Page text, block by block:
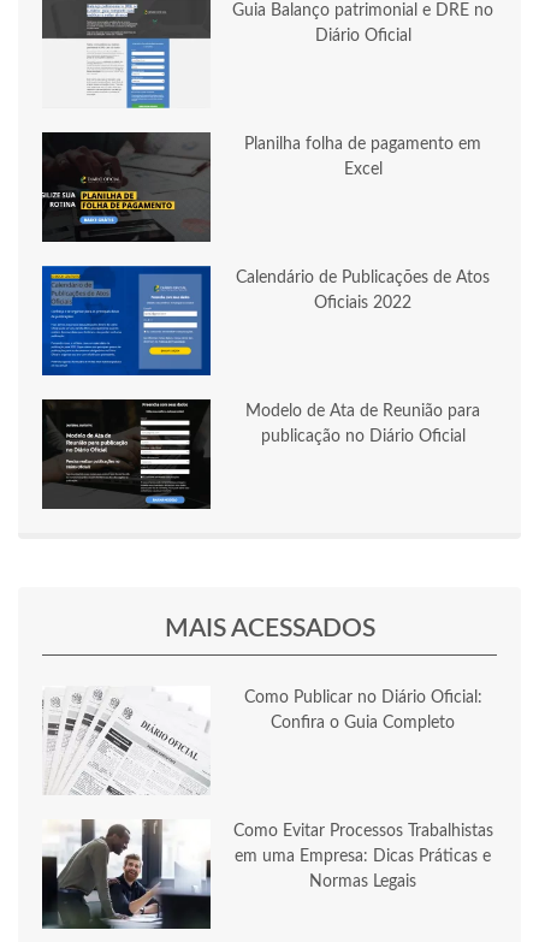
Guia Balanço patrimonial e DRE no
Diário Oficial
Planilha folha de pagamento em
Excel
Calendário de Publicações de Atos
Oficiais 2022
Modelo de Ata de Reunião para
publicação no Diário Oficial
MAIS ACESSADOS
Como Publicar no Diário Oficial:
Confira o Guia Completo
Como Evitar Processos Trabalhistas
em uma Empresa: Dicas Práticas e
Normas Legais